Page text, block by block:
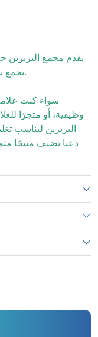
يقدم مجمع البربرين
يجمع بين مكونات موثوقة وتركيبة نظيفة وشفافة.
سواء كنت
وظيفية، أو متجرًا
البربرين ليناسب
دعنا نضيف منتجًا